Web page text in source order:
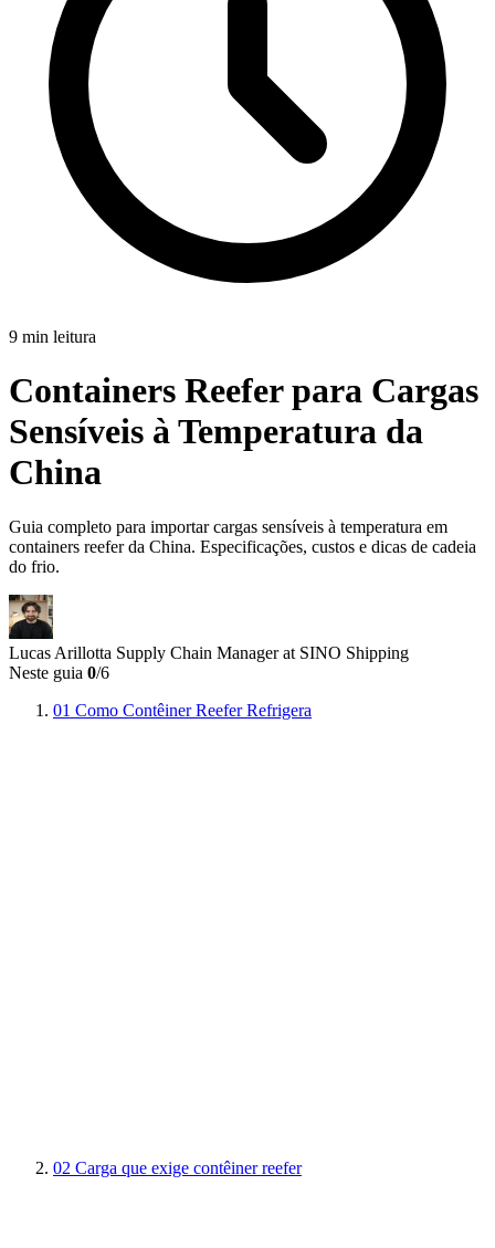
9 min leitura
Containers Reefer para Cargas
Sensíveis à Temperatura da
China
Guia completo para importar cargas sensíveis à temperatura em
containers reefer da China. Especificações, custos e dicas de cadeia
do frio.
Lucas Arillotta Supply Chain Manager at SINO Shipping
Neste guia 0/6
01 Como Contêiner Reefer Refrigera
02 Carga que exige contêiner reefer